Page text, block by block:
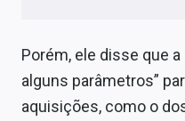
Porém, ele disse que
alguns parâmetros”
aquisições, como o